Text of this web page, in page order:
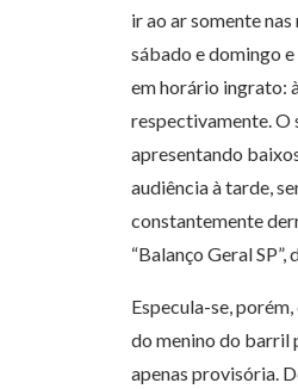
ir ao ar somente nas
sábado e domingo
em horário ingrato:
respectivamente. O
apresentando
audiência à tarde,
constantemente
“Balanço Geral SP”,
Especula-se, porém,
do menino do barril
apenas provisória.